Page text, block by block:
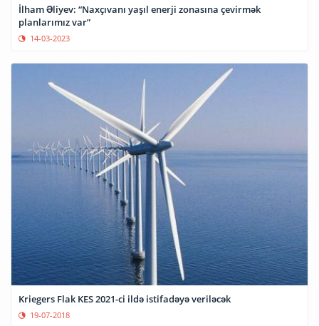
İlham Əliyev: “Naxçıvanı yaşıl enerji zonasına çevirmək
planlarımız var”
14-03-2023
Kriegers Flak KES 2021-ci ildə istifadəyə veriləcək
19-07-2018